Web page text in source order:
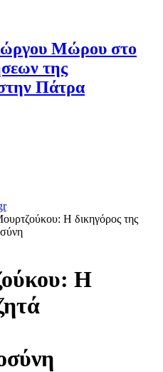
Μώρου στο
της
Πάτρα
Η δικηγόρος της
Η